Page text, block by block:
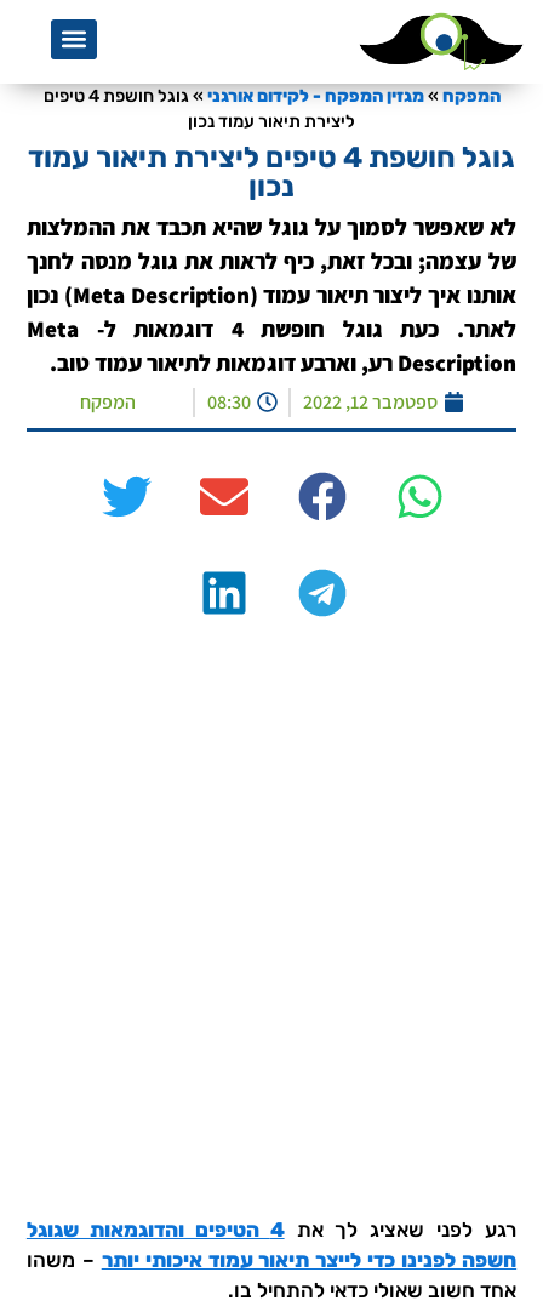
המפקח»מגזין המפקח - לקידום אורגני»
גוגל חושפת 4 טיפים
ליצירת תיאור עמוד נכון
גוגל חושפת 4 טיפים ליצירת תיאור עמוד
נכון
לא שאפשר לסמוך על גוגל שהיא תכבד את ההמלצות
של עצמה; ובכל זאת, כיף לראות את גוגל מנסה לחנך
אותנו איך ליצור תיאור עמוד (Meta Description) נכון
לאתר. כעת גוגל חופשת 4 דוגמאות ל- Meta
Description רע, וארבע דוגמאות לתיאור עמוד טוב.
ספטמבר 12, 2022 08:30 המפקח
רגע לפני שאציג לך את
4 הטיפים והדוגמאות שגוגל
חשפה לפנינו כדי לייצר תיאור עמוד איכותי יותר – משהו
אחד חשוב שאולי כדאי להתחיל בו.